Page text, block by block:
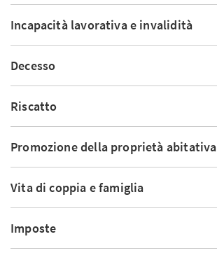
Incapacità lavorativa e invalidità
Decesso
Riscatto
Promozione della proprietà abitativa
Vita di coppia e famiglia
Imposte